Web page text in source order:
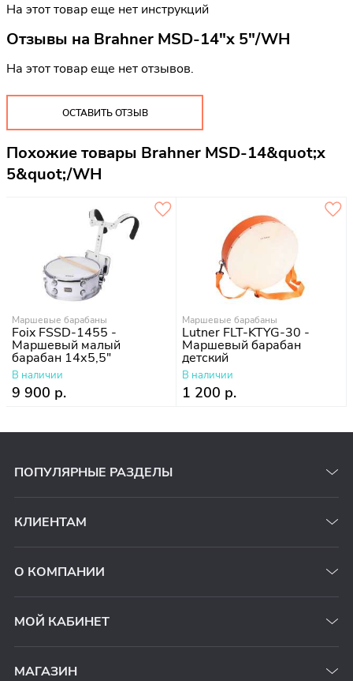
На этот товар еще нет инструкций
Отзывы на Brahner MSD-14"x 5"/WH
На этот товар еще нет отзывов.
ОСТАВИТЬ ОТЗЫВ
Похожие товары Brahner MSD-14&quot;x
5&quot;/WH
Маршевые барабаны
Foix FSSD-1455 -
Маршевый малый
барабан 14х5,5"
В наличии
9 900 р.
Маршевые барабаны
Lutner FLT-KTYG-30 -
Маршевый барабан
детский
В наличии
1 200 р.
ПОПУЛЯРНЫЕ РАЗДЕЛЫ
КЛИЕНТАМ
О КОМПАНИИ
МОЙ КАБИНЕТ
МАГАЗИН